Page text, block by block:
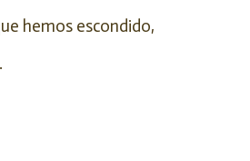
hemos escondido,